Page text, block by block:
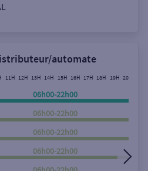
automate
11H 12H 13H 14H 15H 16H 17H 18H 19H 20H
06h00-22h00
06h00-22h00
06h00-22h00
06h00-22h00